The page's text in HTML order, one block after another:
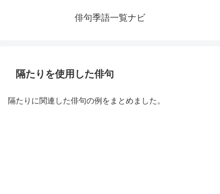
俳句季語一覧ナビ
隔たりを使用した俳句
隔たりに関連した俳句の例をまとめました。